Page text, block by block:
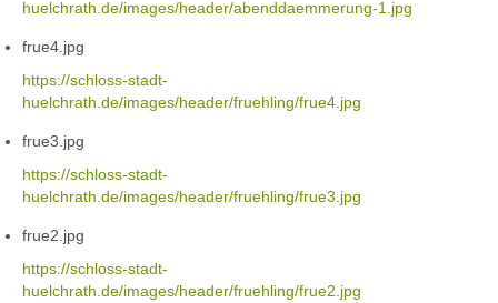
huelchrath.de/images/header/abenddaemmerung-1.jpg
frue4.jpg
https://schloss-stadt-
huelchrath.de/images/header/fruehling/frue4.jpg
frue3.jpg
https://schloss-stadt-
huelchrath.de/images/header/fruehling/frue3.jpg
frue2.jpg
https://schloss-stadt-
huelchrath.de/images/header/fruehling/frue2.jpg